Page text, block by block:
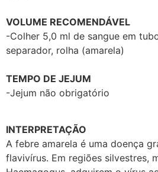
VOLUME RECOMENDÁVEL
-Colher 5,0 ml de sangue em
separador, rolha (amarela)
TEMPO DE JEJUM
-Jejum não obrigatório
INTERPRETAÇÃO
A febre amarela é uma doença
flavivírus. Em regiões silvestres,